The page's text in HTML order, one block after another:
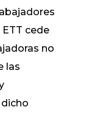
cede
no
las